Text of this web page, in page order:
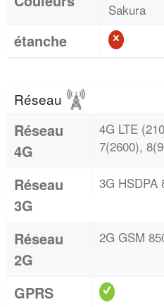
Sakura
étanche
Réseau
Réseau
4G
4G LTE
7(2600),
Réseau
3G
3G HSDPA
Réseau
2G
2G GSM
GPRS